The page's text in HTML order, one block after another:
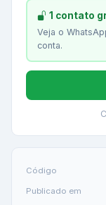
1 contato
Veja o
conta.
Código
Publicado em